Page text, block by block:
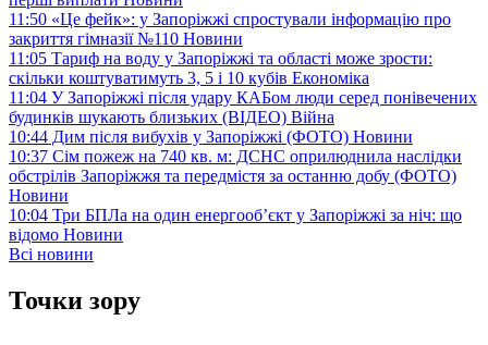
11:50 «Це фейк»: у Запоріжжі спростували інформацію про
закриття гімназії №110 Новини
11:05 Тариф на воду у Запоріжжі та області може зрости:
скільки коштуватимуть 3, 5 і 10 кубів Економіка
11:04 У Запоріжжі після удару КАБом люди серед понівечених
будинків шукають близьких (ВІДЕО) Війна
10:44 Дим після вибухів у Запоріжжі (ФОТО) Новини
10:37 Сім пожеж на 740 кв. м: ДСНС оприлюднила наслідки
обстрілів Запоріжжя та передмістя за останню добу (ФОТО)
Новини
10:04 Три БПЛа на один енергооб’єкт у Запоріжжі за ніч: що
відомо Новини
Всі новини
Точки зору